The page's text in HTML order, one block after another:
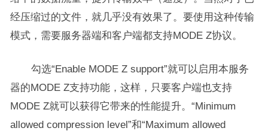
经压缩过的文件，就几乎没有效果了。要使用这种传输
模式，需要服务器端和客户端都支持MODE Z协议。
勾选“Enable MODE Z support”就可以启用本服务
器的MODE Z支持功能，这样，只要客户端也支持
MODE Z就可以获得它带来的性能提升。“Minimum
allowed compression level”和“Maximum allowed